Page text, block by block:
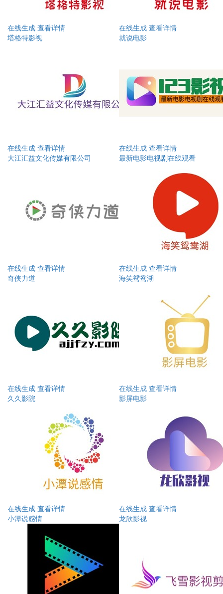
在线生成 查看详情
塔格特影视
在线生成 查看详情
就说电影
在线生成 查看详情
大江汇益文化传媒有限公司
在线生成 查看详情
最新电影电视剧在线观看
在线生成 查看详情
奇侠力道
在线生成 查看详情
海笑鸳鸯湖
在线生成 查看详情
久久影院
在线生成 查看详情
影屏电影
在线生成 查看详情
小潭说感情
在线生成 查看详情
龙欣影视